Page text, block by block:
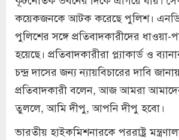
কয়েকজনকে আটক করেছে পুলিশ।
পুলিশের সঙ্গে প্রতিবাদকারীদের ধাওয়া-
হয়েছে। প্রতিবাদকারীরা প্ল্যাকার্ড ও
চন্দ্র দাসের জন্য ন্যায়বিচারের দাবি
প্রতিবাদকারী বলেন, আজ আমরা
তুললে, আমি দীপু, আপনি দীপু হবো।
ভারতীয় হাইকমিশনারকে পররাষ্ট্র